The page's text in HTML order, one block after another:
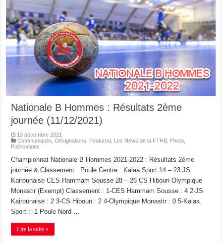
Nationale B Hommes : Résultats 2ème
journée (11/12/2021)
13 décembre 2021
Communiqués
Désignations Featured Les News de la FTHB Photo
Publications
Championnat Nationale B Hommes 2021-2022 : Résultats 2ème
journée & Classement Poule Centre : Kalaa Sport 14 – 23 JS
Kairounaise CES Hammam Sousse 28 – 26 CS Hiboun Olympique
Monastir (Exempt) Classement : 1-CES Hammam Sousse : 4 2-JS
Kairounaise : 2 3-CS Hiboun : 2 4-Olympique Monastir : 0 5-Kalaa
Sport : -1 Poule Nord …
Lire la suite »